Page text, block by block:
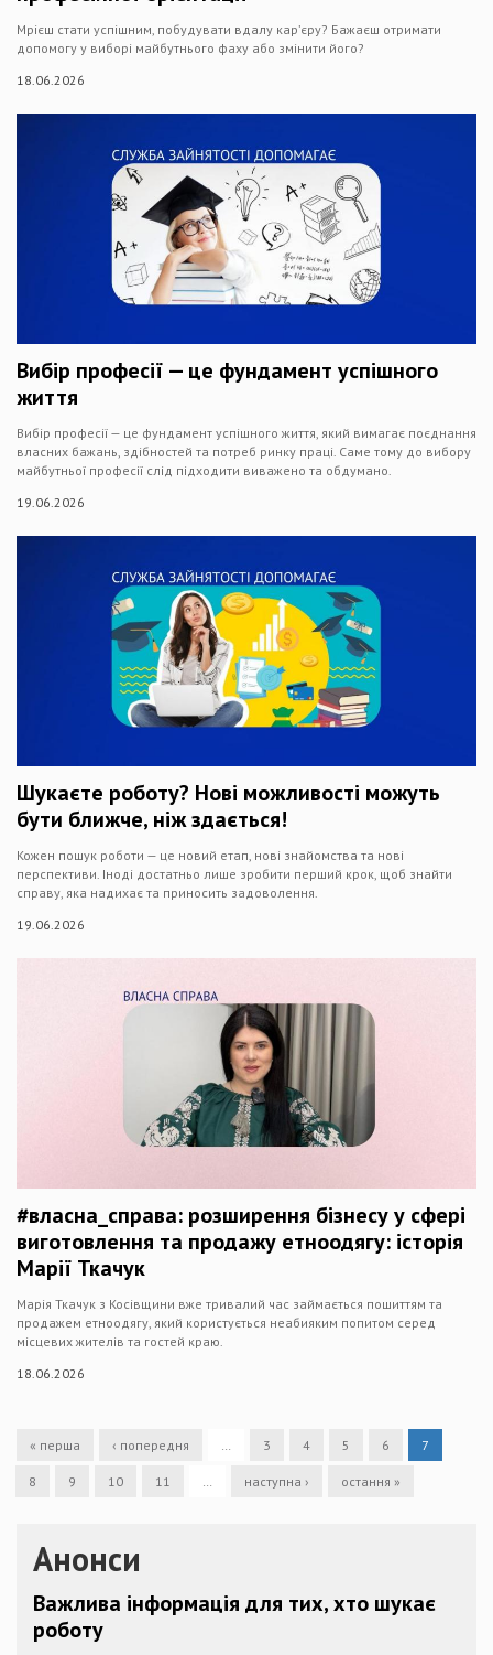
Мрієш стати успішним, побудувати вдалу кар’єру? Бажаєш отримати
допомогу у виборі майбутнього фаху або змінити його?
18.06.2026
Вибір професії — це фундамент успішного
життя
Вибір професії — це фундамент успішного життя, який вимагає поєднання
власних бажань, здібностей та потреб ринку праці. Саме тому до вибору
майбутньої професії слід підходити виважено та обдумано.
19.06.2026
Шукаєте роботу? Нові можливості можуть
бути ближче, ніж здається!
Кожен пошук роботи — це новий етап, нові знайомства та нові
перспективи. Іноді достатньо лише зробити перший крок, щоб знайти
справу, яка надихає та приносить задоволення.
19.06.2026
#власна_справа: розширення бізнесу у сфері
виготовлення та продажу етноодягу: історія
Марії Ткачук
Марія Ткачук з Косівщини вже тривалий час займається пошиттям та
продажем етноодягу, який користується неабияким попитом серед
місцевих жителів та гостей краю.
18.06.2026
« перша ‹ попередня 3 4 5 6 7
8 9 10 11 наступна › остання »
Анонси
Важлива інформація для тих, хто шукає
роботу